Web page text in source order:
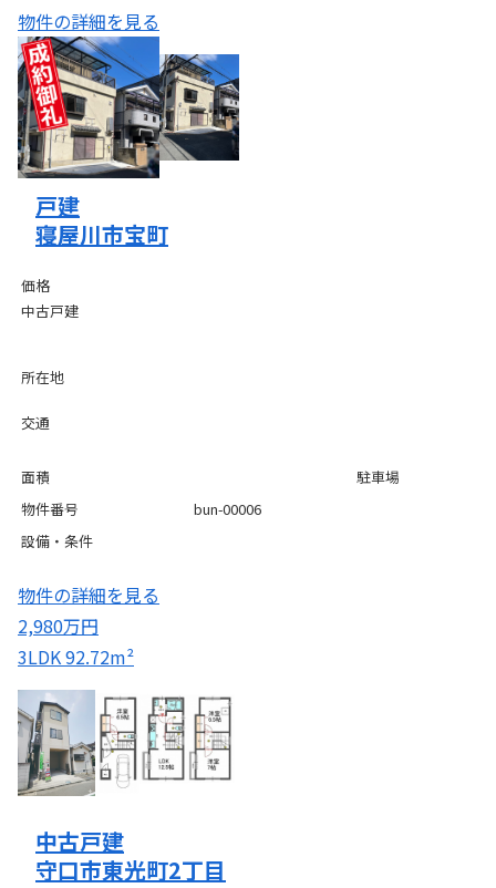
物件の詳細を見る
戸建
寝屋川市宝町
価格
中古戸建
所在地
交通
面積
駐車場
物件番号
bun-00006
設備・条件
物件の詳細を見る
2,980万円
3LDK92.72m²
中古戸建
守口市東光町2丁目